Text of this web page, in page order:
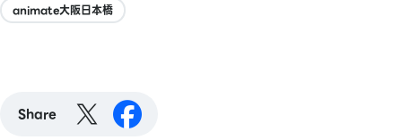
animate大阪日本橋
Share